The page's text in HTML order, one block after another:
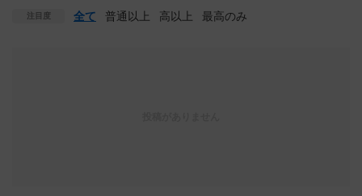
注目度 全て 普通以上 高以上 最高のみ